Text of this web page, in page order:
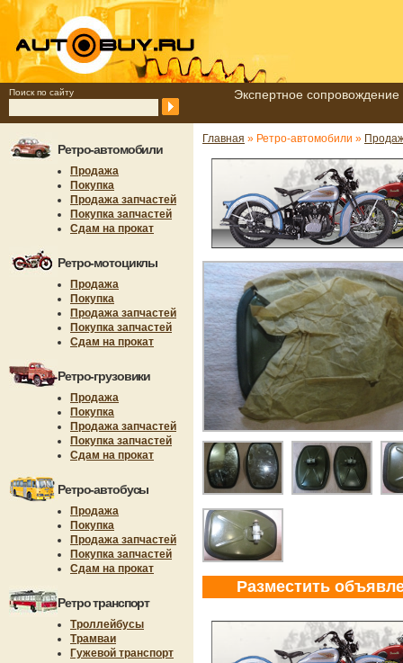
Поиск по сайту Экспертное
Ретро-автомобили
Продажа
Покупка
Продажа запчастей
Покупка запчастей
Сдам на прокат
Ретро-мотоциклы
Продажа
Покупка
Продажа запчастей
Покупка запчастей
Сдам на прокат
Ретро-грузовики
Продажа
Покупка
Продажа запчастей
Покупка запчастей
Сдам на прокат
Ретро-автобусы
Продажа
Покупка
Продажа запчастей
Покупка запчастей
Сдам на прокат
Ретро транспорт
Троллейбусы
Трамваи
Гужевой транспорт
Главная » Ретро-автомобили »
Разместить